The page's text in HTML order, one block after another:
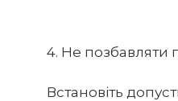
4. Не позбавляти
Встановіть